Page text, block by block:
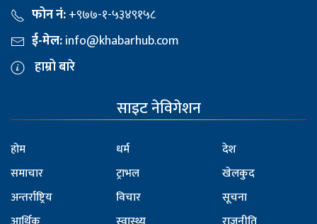
फोन नं:+९७७-१-५३४९१५८
ई-मेल:info@khabarhub.com
हाम्रो बारे
साइट नेविगेशन
होम
समाचार
अन्तर्राष्ट्रिय
धर्म
ट्राभल
विचार
देश
खेलकुद
सूचना